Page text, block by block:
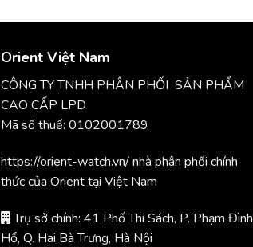
Orient Việt Nam
CÔNG TY TNHH PHÂN PHỐI SẢN PHẨM
CAO CẤP LPD
Mã số thuế: 0102001789
https://orient-watch.vn/ nhà phân phối chính
thức của Orient tại Việt Nam
Trụ sở chính: 41 Phố Thi Sách, P. Phạm Đình
Hổ, Q. Hai Bà Trưng, Hà Nội